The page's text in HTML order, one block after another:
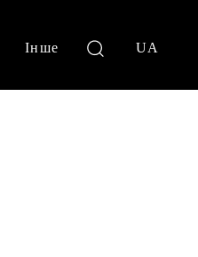
Інше UA